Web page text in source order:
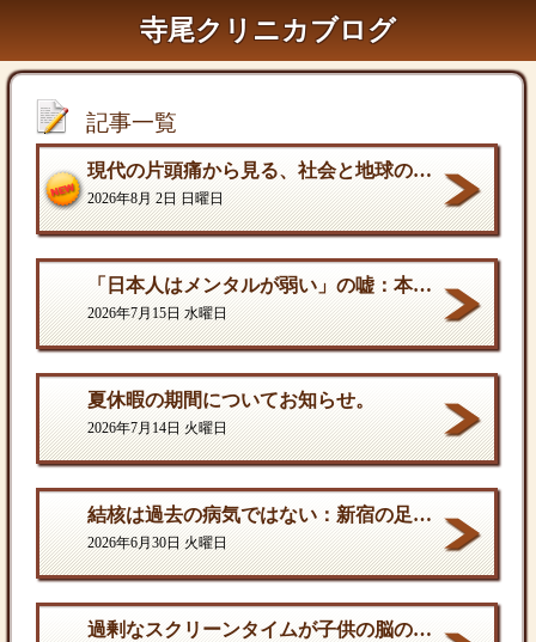
寺尾クリニカブログ
記事一覧
現代の片頭痛から見る、社会と地球の構造的課題
2026年8月 2日 日曜日
「日本人はメンタルが弱い」の嘘：本当の弱さと、自分を守る「成熟した強さ
2026年7月15日 水曜日
夏休暇の期間についてお知らせ。
2026年7月14日 火曜日
結核は過去の病気ではない：新宿の足元に潜む歪んだ現実
2026年6月30日 火曜日
過剰なスクリーンタイムが子供の脳の発達を停滞させる。